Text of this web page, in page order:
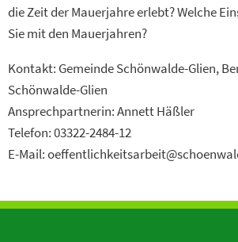
die Zeit der Mauerjahre erlebt? Welche
Sie mit den Mauerjahren?
Kontakt: Gemeinde Schönwalde-Glien,
Schönwalde-Glien
Ansprechpartnerin: Annett Häßler
Telefon: 03322-2484-12
E-Mail: